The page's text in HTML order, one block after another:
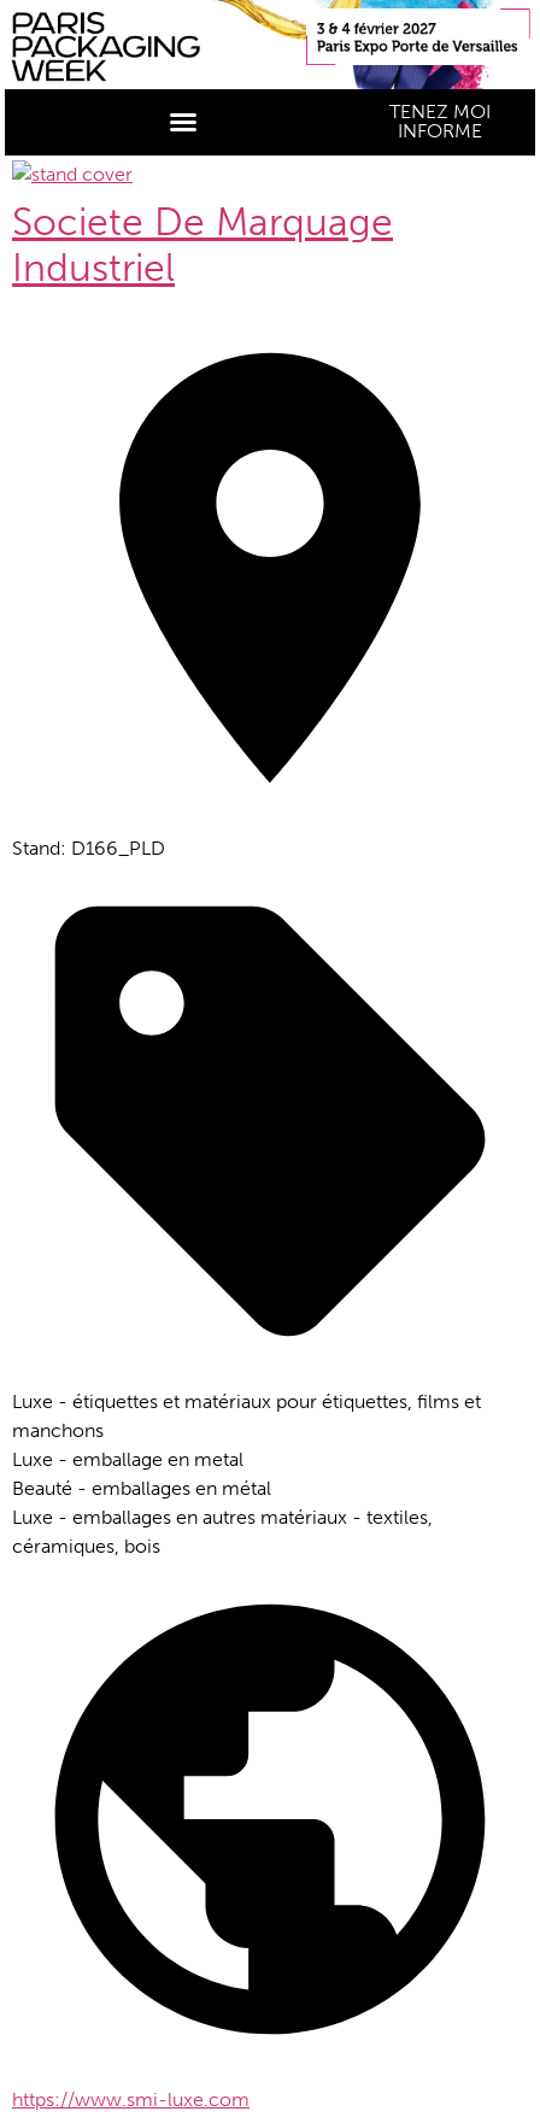
TENEZ MOI
INFORME
Societe De Marquage
Industriel
Stand: D166_PLD
Luxe - étiquettes et matériaux pour étiquettes, films et
manchons
Luxe - emballage en metal
Beauté - emballages en métal
Luxe - emballages en autres matériaux - textiles,
céramiques, bois
https://www.smi-luxe.com